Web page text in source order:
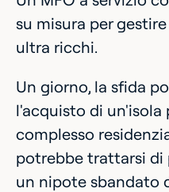
su misura per
ultra ricchi.
Un giorno, la sfida
l'acquisto di un'isola
complesso
potrebbe trattarsi di
un nipote sbandato